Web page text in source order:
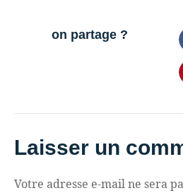
on partage ?
Laisser un
Votre adresse e-mail ne sera